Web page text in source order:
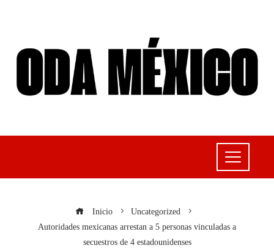
Inicio
Uncategorized
Autoridades mexicanas arrestan a 5 personas vinculadas a
secuestros de 4 estadounidenses